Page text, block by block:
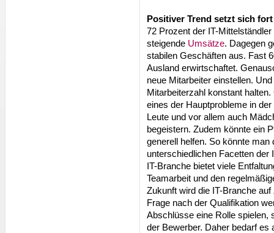
Positiver Trend setzt sich fort
72 Prozent der IT-
steigende Umsätze. Dagegen
stabilen Geschäften aus. Fast
Ausland erwirtschaftet.
neue Mitarbeiter einstellen.
Mitarbeiterzahl konstant
eines der Hauptprobleme in
Leute und vor allem auch
begeistern. Zudem könnte ein
generell helfen. So könnte
unterschiedlichen Facetten der
IT-Branche bietet viele
Teamarbeit und den
Zukunft wird die IT-Branche
Frage nach der Qualifikation
Abschlüsse eine Rolle spielen,
der Bewerber. Daher bedarf es